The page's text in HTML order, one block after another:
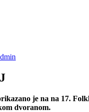
je na na 17.
dvoranom.